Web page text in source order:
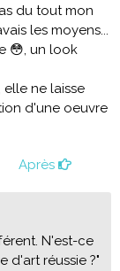
du tout mon
les moyens...
😳, un look
ne laisse
d'une oeuvre
Après
N'est-ce
d'art réussie ?"